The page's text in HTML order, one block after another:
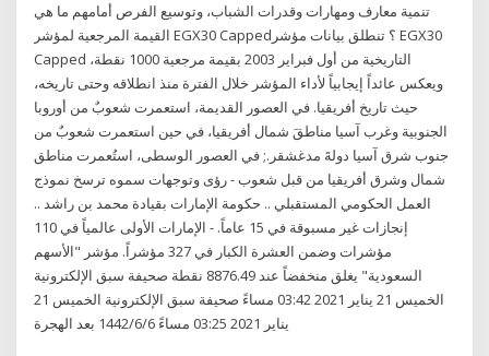
تنمية معارف ومهارات وقدرات الشباب، وتوسيع الفرص أمامهم ما هي
القيمة المرجعية لمؤشر EGX30 Capped؟ تنطلق بيانات مؤشر EGX30
Capped التاريخية من أول فبراير 2003 بقيمة مرجعية 1000 نقطة،
ويعكس عائداً إيجابياً لأداء المؤشر خلال الفترة منذ انطلاقه وحتى تاريخه،
حيث تاريخ أفريقيا. في العصور القديمة، استعمرت شعوبٌ من أوروبا
الجنوبية وغرب آسيا مناطقَ شمال أفريقيا، في حين استعمرت شعوبٌ من
جنوب شرق آسيا دولةَ مدغشقر.; في العصور الوسطى، استُعمرت مناطق
شمال وشرق أفريقيا من قبل شعوب - رؤى وتوجهات سموه ترسخ نموذج
العمل الحكومي المستقبلي .. حكومة الإمارات بقيادة محمد بن راشد ..
إنجازات غير مسبوقة في 15 عاماً. - الإمارات الأولى عالمياً في 110
مؤشرات وضمن العشرة الكبار في 327 مؤشراً. مؤشر "الأسهم
السعودية" يغلق منخفضاً عند 8876.49 نقطة صحيفة سبق اﻹلكترونية
الخميس 21 يناير 2021 03:42 مساءً صحيفة سبق اﻹلكترونية الخميس 21
يناير 2021 03:25 مساءً 6‏‏/6‏‏/1442 بعد الهجرة